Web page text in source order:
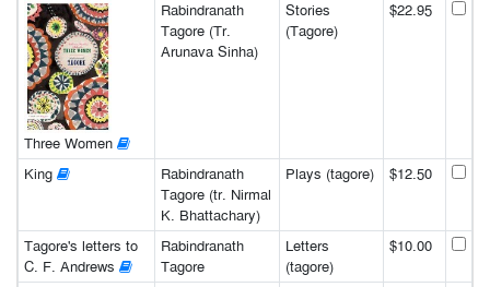
Three Women
Rabindranath
Tagore (Tr.
Arunava Sinha)
Stories
(Tagore)
$22.95
King
Rabindranath
Tagore (tr. Nirmal
K. Bhattachary)
Plays (tagore) $12.50
Tagore's letters to
C. F. Andrews
Rabindranath
Tagore
Letters
(tagore)
$10.00